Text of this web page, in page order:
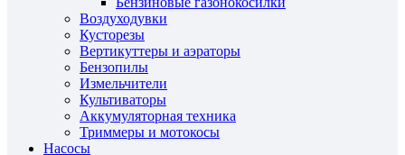
Воздуходувки
Кусторезы
Вертикуттеры и аэраторы
Бензопилы
Измельчители
Культиваторы
Аккумуляторная техника
Триммеры и мотокосы
Насосы